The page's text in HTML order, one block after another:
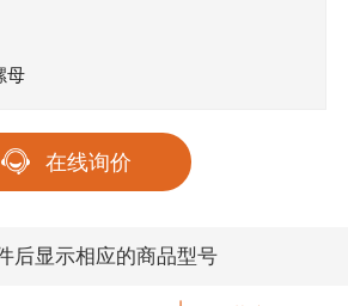
母
在线询价
后显示相应的商品型号